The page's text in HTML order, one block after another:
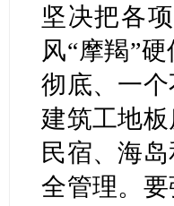
坚决把各
风“摩羯”
彻底、一
建筑工地
民宿、海
全管理。